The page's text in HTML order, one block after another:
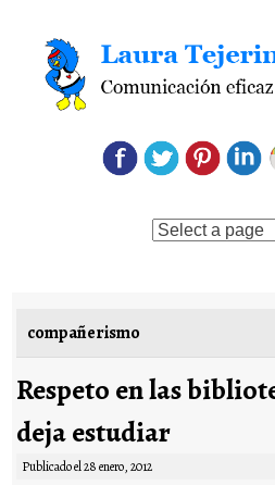
Saltar al contenido
compañerismo
Respeto en las
deja estudiar
Publicado el28 enero, 2012